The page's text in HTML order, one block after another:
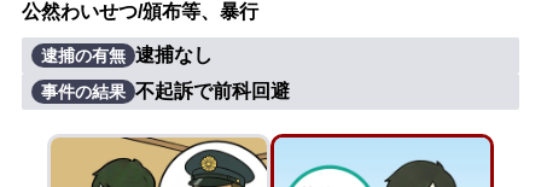
ホームに戻る
刑事事件でお困りの方
刑事事件の無料相談
公然わいせつ/頒布等、暴行
逮捕の有無 逮捕なし
事件の結果 不起訴で前科回避